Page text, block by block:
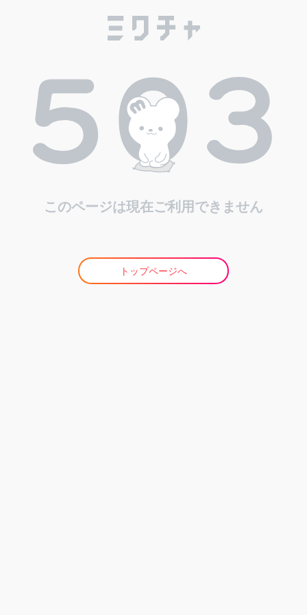
このページは現在ご利用できません